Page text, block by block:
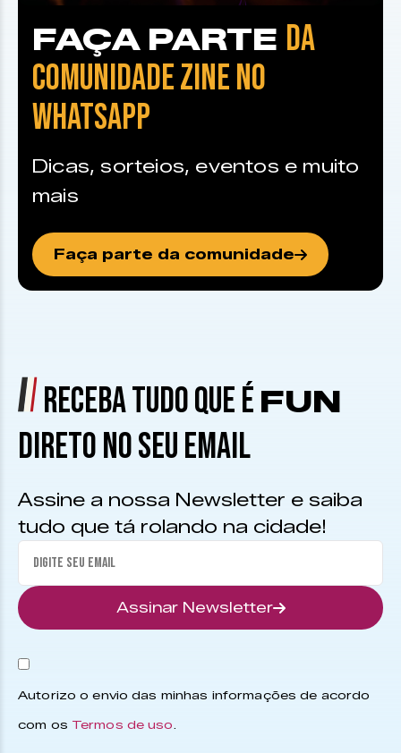
FAÇA PARTE DA
COMUNIDADE ZINE NO
WHATSAPP
Dicas, sorteios, eventos e muito
mais
Faça parte da comunidade
RECEBA TUDO QUE É FUN
DIRETO NO SEU EMAIL
Assine a nossa Newsletter e saiba
tudo que tá rolando na cidade!
Assinar Newsletter
Autorizo o envio das minhas informações de acordo
com os Termos de uso.